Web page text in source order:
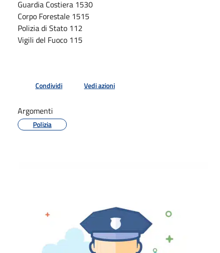
Guardia Costiera 1530
Corpo Forestale 1515
Polizia di Stato 112
Vigili del Fuoco 115
Condividi Vedi azioni
Argomenti
Polizia